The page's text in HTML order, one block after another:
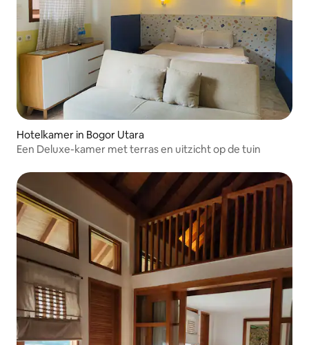
Hotelkamer in Bogor Utara
Een Deluxe-kamer met terras en uitzicht op de tuin